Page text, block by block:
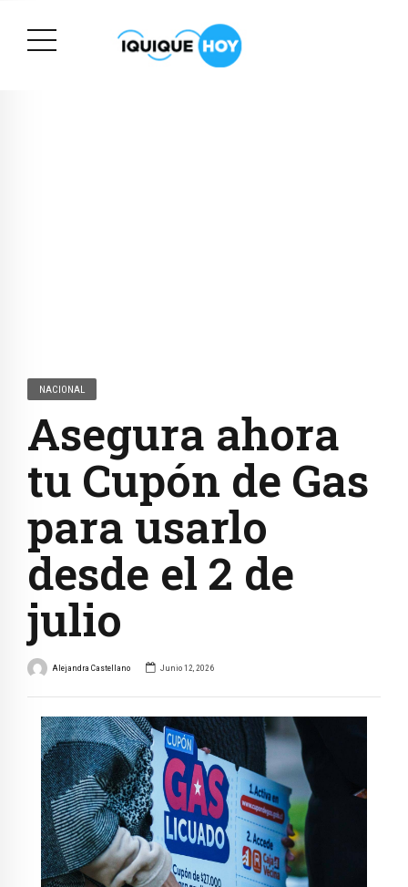
NACIONAL
Asegura ahora
tu Cupón de Gas
para usarlo
desde el 2 de
julio
Alejandra Castellano Junio 12, 2026